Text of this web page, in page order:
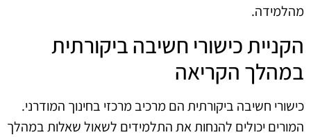
מהלמידה.
הקניית כישורי חשיבה ביקורתית
במהלך הקריאה
כישורי חשיבה ביקורתית הם מרכיב מרכזי בחינוך המודרני.
המורים יכולים להנחות את התלמידים לשאול שאלות במהלך